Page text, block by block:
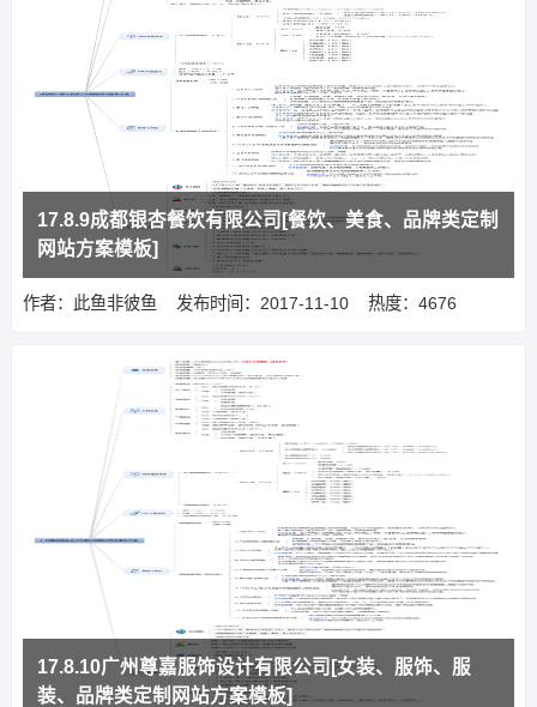
17.8.9成都银杏餐饮有限公司[餐饮、美食、品牌类定制
网站方案模板]
作者：此鱼非彼鱼 发布时间：2017-11-10 热度：4676
17.8.10广州尊嘉服饰设计有限公司[女装、服饰、服
装、品牌类定制网站方案模板]